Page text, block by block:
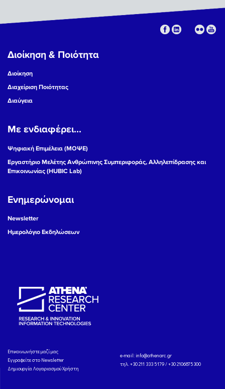
Διοίκηση & Ποιότητα
Διοίκηση
Διαχείριση Ποιότητας
Διαύγεια
Με ενδιαφέρει...
Ψηφιακή Επιμέλεια (ΜΟΨΕ)
Εργαστήριο Μελέτης Ανθρώπινης Συμπεριφοράς, Αλληλεπίδρασης και
Επικοινωνίας (HUBIC Lab)
Ενημερώνομαι
Newsletter
Ημερολόγιο Εκδηλώσεων
Eπικοινωνήστε μαζί μας
Εγγραφείτε στο Newsletter
Δημιουργία Λογαριασμού Χρήστη
e-mail: info@athenarc.gr
τηλ. +30 211 333 5179 / +30 2106875300